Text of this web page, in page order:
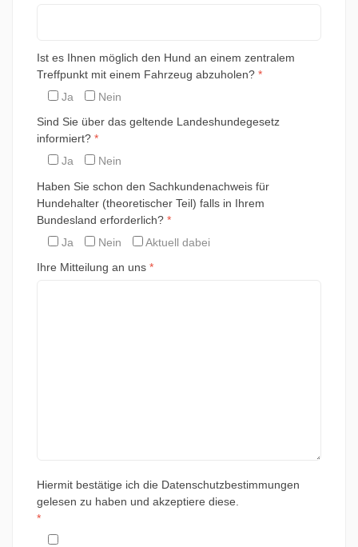
Ist es Ihnen möglich den Hund an einem zentralem
Treffpunkt mit einem Fahrzeug abzuholen? *
Ja
Nein
Sind Sie über das geltende Landeshundegesetz
informiert? *
Ja
Nein
Haben Sie schon den Sachkundenachweis für
Hundehalter (theoretischer Teil) falls in Ihrem
Bundesland erforderlich? *
Ja
Nein
Aktuell dabei
Ihre Mitteilung an uns *
Hiermit bestätige ich die Datenschutzbestimmungen
gelesen zu haben und akzeptiere diese.
*